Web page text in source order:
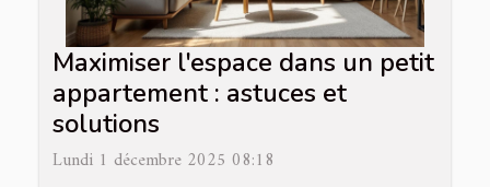
Maximiser l'espace dans un petit
appartement : astuces et
solutions
Lundi 1 décembre 2025 08:18